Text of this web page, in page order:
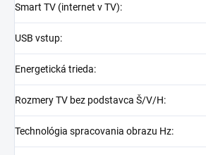
Smart TV (internet v TV):
USB vstup:
Energetická trieda:
Rozmery TV bez podstavca Š/V/H:
Technológia spracovania obrazu Hz: